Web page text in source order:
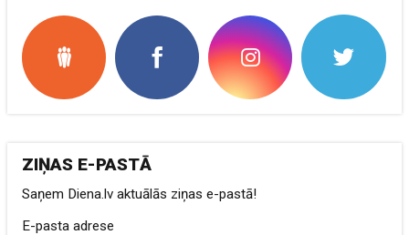
ZIŅAS E-PASTĀ
Saņem Diena.lv aktuālās ziņas e-pastā!
E-pasta adrese